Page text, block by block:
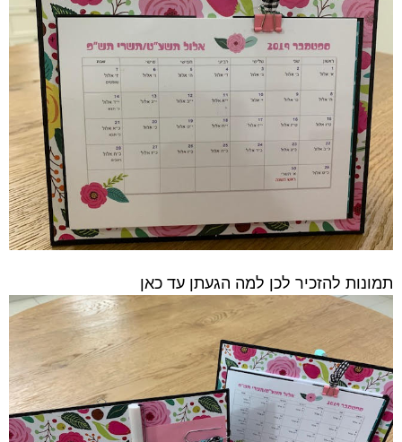
תמונות להזכיר לכן למה הגעתן עד כאן